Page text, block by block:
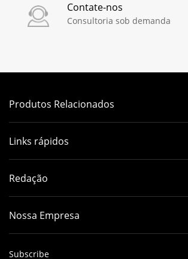
Contate-nos
Consultoria sob demanda
Produtos Relacionados
Links rápidos
Redação
Nossa Empresa
Subscribe